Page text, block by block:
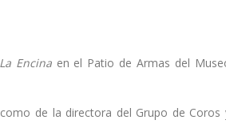
La Encinaen el Patio de Armas del
de la directora del Grupo de Coros